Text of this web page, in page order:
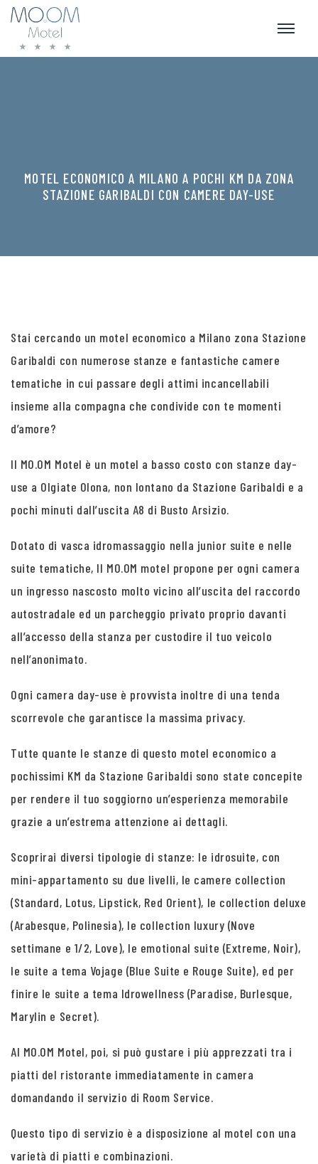
MOTEL ECONOMICO A MILANO A POCHI KM DA ZONA
STAZIONE GARIBALDI CON CAMERE DAY-USE
Stai cercando un motel economico a Milano zona Stazione
Garibaldi con numerose stanze e fantastiche camere
tematiche in cui passare degli attimi incancellabili
insieme alla compagna che condivide con te momenti
d’amore?
Il MO.OM Motel è un motel a basso costo con stanze day-
use a Olgiate Olona, non lontano da Stazione Garibaldi e a
pochi minuti dall’uscita A8 di Busto Arsizio.
Dotato di vasca idromassaggio nella junior suite e nelle
suite tematiche, Il MO.OM motel propone per ogni camera
un ingresso nascosto molto vicino all’uscita del raccordo
autostradale ed un parcheggio privato proprio davanti
all’accesso della stanza per custodire il tuo veicolo
nell’anonimato.
Ogni camera day-use è provvista inoltre di una tenda
scorrevole che garantisce la massima privacy.
Tutte quante le stanze di questo motel economico a
pochissimi KM da Stazione Garibaldi sono state concepite
per rendere il tuo soggiorno un’esperienza memorabile
grazie a un’estrema attenzione ai dettagli.
Scoprirai diversi tipologie di stanze: le idrosuite, con
mini-appartamento su due livelli, le camere collection
(Standard, Lotus, Lipstick, Red Orient), le collection deluxe
(Arabesque, Polinesia), le collection luxury (Nove
settimane e 1/2, Love), le emotional suite (Extreme, Noir),
le suite a tema Vojage (Blue Suite e Rouge Suite), ed per
finire le suite a tema Idrowellness (Paradise, Burlesque,
Marylin e Secret).
Al MO.OM Motel, poi, si può gustare i più apprezzati tra i
piatti del ristorante immediatamente in camera
domandando il servizio di Room Service.
Questo tipo di servizio è a disposizione al motel con una
varietà di piatti e combinazioni.